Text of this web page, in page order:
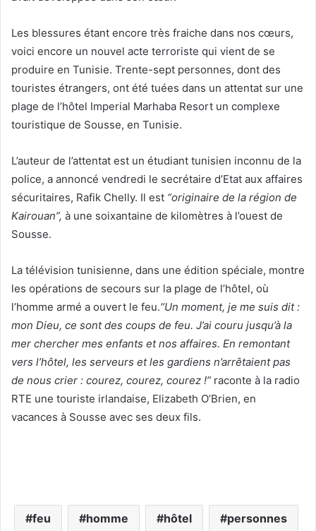
Les blessures étant encore très fraiche dans nos cœurs,
voici encore un nouvel acte terroriste qui vient de se
produire en Tunisie. Trente-sept personnes, dont des
touristes étrangers, ont été tuées dans un attentat sur une
plage de l’hôtel Imperial Marhaba Resort un complexe
touristique de Sousse, en Tunisie.
L’auteur de l’attentat est un étudiant tunisien inconnu de la
police, a annoncé vendredi le secrétaire d’Etat aux affaires
sécuritaires, Rafik Chelly. Il est “originaire de la région de
Kairouan”, à une soixantaine de kilomètres à l’ouest de
Sousse.
La télévision tunisienne, dans une édition spéciale, montre
les opérations de secours sur la plage de l’hôtel, où
l’homme armé a ouvert le feu.“Un moment, je me suis dit :
mon Dieu, ce sont des coups de feu. J’ai couru jusqu’à la
mer chercher mes enfants et nos affaires. En remontant
vers l’hôtel, les serveurs et les gardiens n’arrêtaient pas
de nous crier : courez, courez, courez !” raconte à la radio
RTE une touriste irlandaise, Elizabeth O’Brien, en
vacances à Sousse avec ses deux fils.
feu homme hôtel personnes